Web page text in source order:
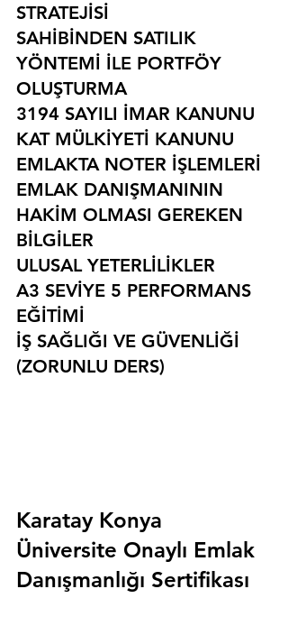
STRATEJİSİ
SAHİBİNDEN SATILIK
YÖNTEMİ İLE PORTFÖY
OLUŞTURMA
3194 SAYILI İMAR KANUNU
KAT MÜLKİYETİ KANUNU
EMLAKTA NOTER İŞLEMLERİ
EMLAK DANIŞMANININ
HAKİM OLMASI GEREKEN
BİLGİLER
ULUSAL YETERLİLİKLER
A3 SEVİYE 5 PERFORMANS
EĞİTİMİ
İŞ SAĞLIĞI VE GÜVENLİĞİ
(ZORUNLU DERS)
Karatay Konya
Üniversite Onaylı Emlak
Danışmanlığı Sertifikası